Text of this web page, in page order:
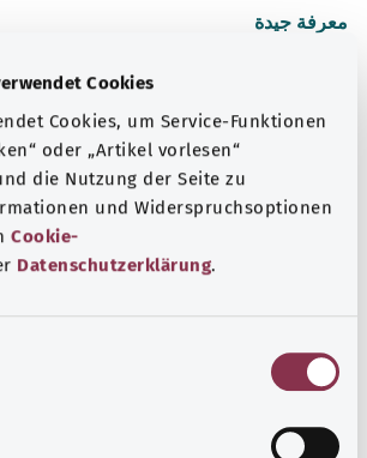
Cookies
Cookies, um Service-Funktionen
oder „Artikel vorlesen“
die Nutzung der Seite zu
und Widerspruchsoptionen
Cookie-
Datenschutzerklärung.
معرفة جيدة
أنواع السرطان النادرة